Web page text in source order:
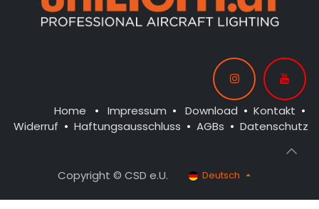
Home • Impressum • Download • Kontakt •
Widerruf • Haftungsausschluss • AGBs • Datenschutz
Copyright © CSD e.U. Deutsch